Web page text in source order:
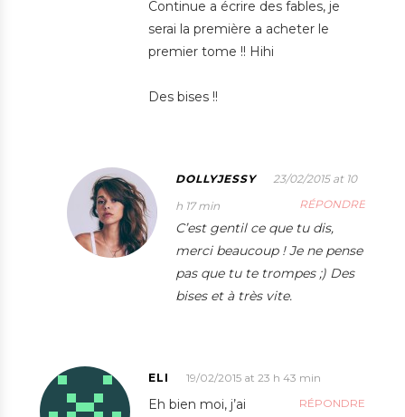
Continue a écrire des fables, je
serai la première a acheter le
premier tome !! Hihi
Des bises !!
DOLLYJESSY
23/02/2015 at 10
h 17 min
RÉPONDRE
C’est gentil ce que tu dis,
merci beaucoup ! Je ne pense
pas que tu te trompes ;) Des
bises et à très vite.
ELI
19/02/2015 at 23 h 43 min
RÉPONDRE
Eh bien moi, j’ai